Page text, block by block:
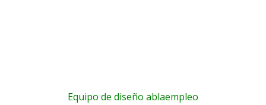
Equipo de diseño ablaempleo